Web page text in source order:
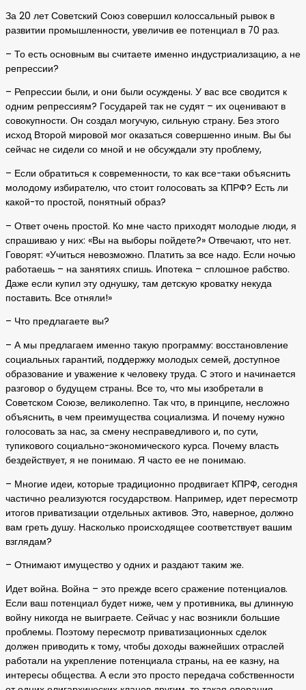
За 20 лет Советский Союз совершил колоссальный рывок в
развитии промышленности, увеличив ее потенциал в 70 раз.
– То есть основным вы считаете именно индустриализацию, а не
репрессии?
– Репрессии были, и они были осуждены. У вас все сводится к
одним репрессиям? Государей так не судят – их оценивают в
совокупности. Он создал могучую, сильную страну. Без этого
исход Второй мировой мог оказаться совершенно иным. Вы бы
сейчас не сидели со мной и не обсуждали эту проблему,
– Если обратиться к современности, то как все-таки объяснить
молодому избирателю, что стоит голосовать за КПРФ? Есть ли
какой-то простой, понятный образ?
– Ответ очень простой. Ко мне часто приходят молодые люди, я
спрашиваю у них: «Вы на выборы пойдете?» Отвечают, что нет.
Говорят: «Учиться невозможно. Платить за все надо. Если ночью
работаешь – на занятиях спишь. Ипотека – сплошное рабство.
Даже если купил эту однушку, там детскую кроватку некуда
поставить. Все отняли!»
– Что предлагаете вы?
– А мы предлагаем именно такую программу: восстановление
социальных гарантий, поддержку молодых семей, доступное
образование и уважение к человеку труда. С этого и начинается
разговор о будущем страны. Все то, что мы изобретали в
Советском Союзе, великолепно. Так что, в принципе, несложно
объяснить, в чем преимущества социализма. И почему нужно
голосовать за нас, за смену несправедливого и, по сути,
тупикового социально-экономического курса. Почему власть
бездействует, я не понимаю. Я часто ее не понимаю.
– Многие идеи, которые традиционно продвигает КПРФ, сегодня
частично реализуются государством. Например, идет пересмотр
итогов приватизации отдельных активов. Это, наверное, должно
вам греть душу. Насколько происходящее соответствует вашим
взглядам?
– Отнимают имущество у одних и раздают таким же.
Идет война. Война – это прежде всего сражение потенциалов.
Если ваш потенциал будет ниже, чем у противника, вы длинную
войну никогда не выиграете. Сейчас у нас возникли большие
проблемы. Поэтому пересмотр приватизационных сделок
должен приводить к тому, чтобы доходы важнейших отраслей
работали на укрепление потенциала страны, на ее казну, на
интересы общества. А если это просто передача собственности